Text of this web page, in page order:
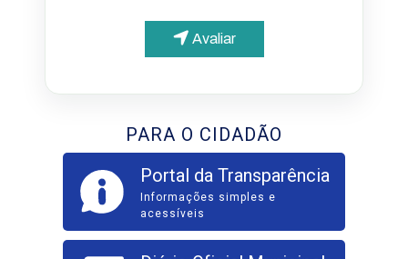
Avaliar
PARA O CIDADÃO
Portal da Transparência
Informações simples e
acessíveis